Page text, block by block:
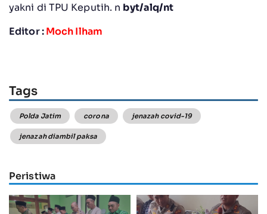
yakni di TPU Keputih. n byt/alq/nt
Editor :Moch Ilham
Tags
Polda Jatim corona jenazah covid-19
jenazah diambil paksa
Peristiwa